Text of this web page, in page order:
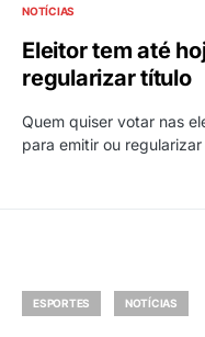
NOTÍCIAS
Eleitor tem até
regularizar título
Quem quiser votar nas
para emitir ou
ESPORTES NOTÍCIAS